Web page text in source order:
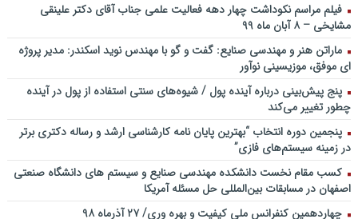
فیلم مراسم نکوداشت چهار دهه فعالیت علمی جناب آقای دکتر علینقی
مشایخی – ۸ آبان ماه ۹۹
ماراتن هنر و مهندسی صنایع: گفت و گو با مهندس نوید اسکندر: مدیر پروژه
ای موفق، موزیسینی نوآور
پنج پیش‌بینی درباره آینده پول / شیوه‌های سنتی استفاده از پول در آینده
چطور تغییر می‌کند
پنجمین دورۀ انتخاب “بهترین پایان ­نامه کارشناسی­ ارشد و رساله دکتری برتر
در زمینه سیستم‌های فازی”
کسب مقام نخست دانشکده مهندسی صنایع و سیستم های دانشگاه صنعتی
اصفهان در مسابقات بین‌المللی حل مسئله آمریکا
چهاردهمین کنفرانس ملی کیفیت و بهره وری/ ۲۷ آذرماه ۹۸